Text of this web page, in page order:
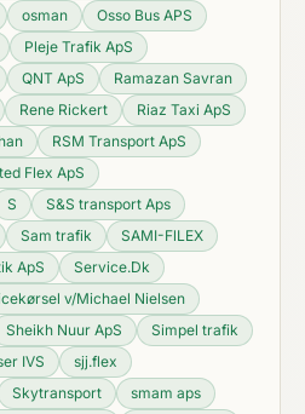
osman
Osso Bus APS
Pleje Trafik ApS
QNT ApS
Ramazan Savran
Rene Rickert
Riaz Taxi ApS
RSM Transport ApS
Flex ApS
S
S&S transport Aps
Sam trafik
SAMI-FlLEX
ApS
Service.Dk
v/Michael Nielsen
Sheikh Nuur ApS
Simpel trafik
IVS
sjj.flex
Skytransport
smam aps